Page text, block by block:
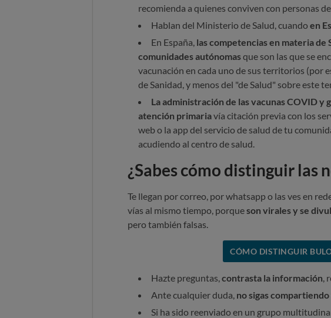
recomienda a quienes conviven con personas
Hablan del Ministerio de Salud, cuando en
En España, las competencias en materia de
comunidades autónomasque son las que se
vacunación en cada uno de sus territorios (por
de Sanidad, y menos del "de Salud" sobre este
La administración de las vacunas COVID y
atención primariavía citación previa con los
web o la app del servicio de salud de tu
acudiendo al centro de salud.
¿Sabes cómo distinguir las
Te llegan por correo, por whatsapp o las ves en
vías al mismo tiempo, porqueson virales y se
pero también falsas.
CÓMO DISTINGUIR
Hazte preguntas, contrasta la información ,
Ante cualquier duda, no sigas
Si ha sido reenviado en un grupo